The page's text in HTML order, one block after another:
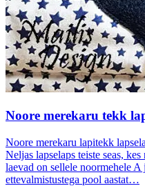
Noore merekaru tekk
Noore merekaru lapitekk
Neljas lapselaps teiste seas,
laevad on sellele noormehele
ettevalmistustega pool aastat…